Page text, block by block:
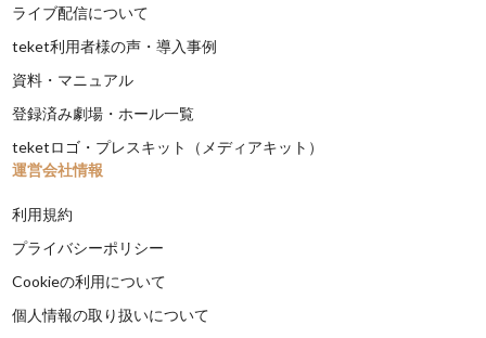
ライブ配信について
teket利用者様の声・導入事例
資料・マニュアル
登録済み劇場・ホール一覧
teketロゴ・プレスキット（メディアキット）
運営会社情報
利用規約
プライバシーポリシー
Cookieの利用について
個人情報の取り扱いについて